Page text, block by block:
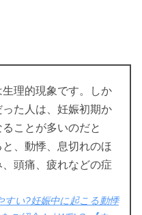
理的現象です。しか
た人は、妊娠初期か
ことが多いのだと
、動悸、息切れのほ
頭痛、疲れなどの症
すい?妊娠中に起こる動悸